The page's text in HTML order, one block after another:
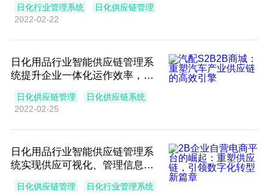
日化行业管理系统
日化供应链管理
2022-02-22
日化用品行业智能供应链管理系
统提升企业一体化运作效率，保
日化供应链管理
日化供应链系统
2022-02-25
日化用品行业智能供应链管理系
统实现供应可视化、管理信息
日化供应链管理
日化行业管理系统